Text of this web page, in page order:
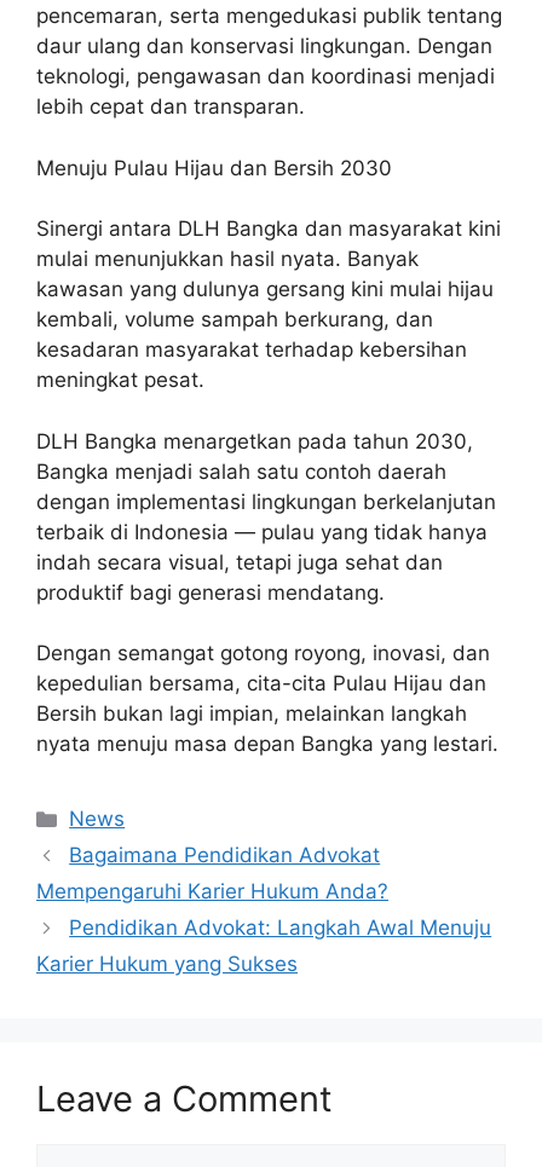
pencemaran, serta mengedukasi publik tentang
daur ulang dan konservasi lingkungan. Dengan
teknologi, pengawasan dan koordinasi menjadi
lebih cepat dan transparan.
Menuju Pulau Hijau dan Bersih 2030
Sinergi antara DLH Bangka dan masyarakat kini
mulai menunjukkan hasil nyata. Banyak
kawasan yang dulunya gersang kini mulai hijau
kembali, volume sampah berkurang, dan
kesadaran masyarakat terhadap kebersihan
meningkat pesat.
DLH Bangka menargetkan pada tahun 2030,
Bangka menjadi salah satu contoh daerah
dengan implementasi lingkungan berkelanjutan
terbaik di Indonesia — pulau yang tidak hanya
indah secara visual, tetapi juga sehat dan
produktif bagi generasi mendatang.
Dengan semangat gotong royong, inovasi, dan
kepedulian bersama, cita-cita Pulau Hijau dan
Bersih bukan lagi impian, melainkan langkah
nyata menuju masa depan Bangka yang lestari.
Categories
News
Bagaimana Pendidikan Advokat
Mempengaruhi Karier Hukum Anda?
Pendidikan Advokat: Langkah Awal Menuju
Karier Hukum yang Sukses
Leave a Comment